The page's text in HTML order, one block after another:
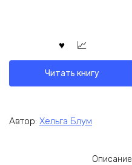
Читать книгу
Автор: Хельга Блум
Описание